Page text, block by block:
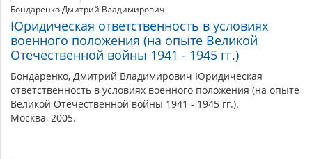
Бондаренко Дмитрий Владимирович
Юридическая ответственность в условиях
военного положения (на опыте Великой
Отечественной войны 1941 - 1945 гг.)
Бондаренко, Дмитрий Владимирович Юридическая
ответственность в условиях военного положения (на опыте
Великой Отечественной войны 1941 - 1945 гг.).
Москва, 2005.